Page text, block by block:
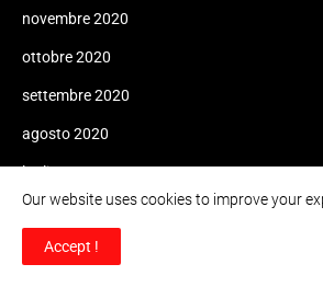
novembre 2020
ottobre 2020
settembre 2020
agosto 2020
luglio 2020
giugno 2020
maggio 2020
Our website uses cookies to improve your
Accept !